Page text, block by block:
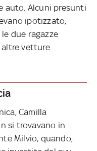
auto. Alcuni presunti
ipotizzato,
due ragazze
vetture
Camilla
si trovavano in
Milvio, quando,